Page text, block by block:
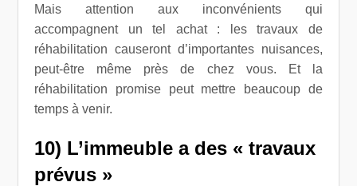
Mais attention aux inconvénients qui
accompagnent un tel achat : les travaux de
réhabilitation causeront d’importantes nuisances,
peut-être même près de chez vous. Et la
réhabilitation promise peut mettre beaucoup de
temps à venir.
10) L’immeuble a des « travaux
prévus »